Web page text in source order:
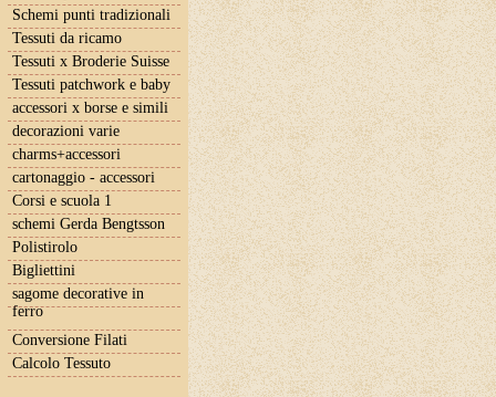
Schemi punti tradizionali
Tessuti da ricamo
Tessuti x Broderie Suisse
Tessuti patchwork e baby
accessori x borse e simili
decorazioni varie
charms+accessori
cartonaggio - accessori
Corsi e scuola 1
schemi Gerda Bengtsson
Polistirolo
Bigliettini
sagome decorative in
ferro
Conversione Filati
Calcolo Tessuto